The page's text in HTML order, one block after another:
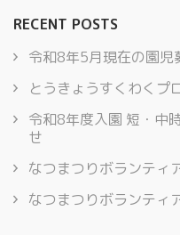
RECENT POSTS
令和8年5月現在の園児
とうきょうすくわくプ
令和8年度入園 短・中
せ
なつまつりボランティ
なつまつりボランティ